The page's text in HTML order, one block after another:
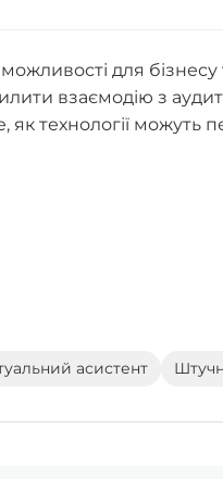
для
взаємодію з
як технології можуть
асистент